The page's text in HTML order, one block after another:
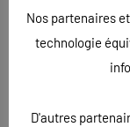
MISE À JOUR DE
OFFICIELLE DU
Nos partenaires
technologie
D'autres